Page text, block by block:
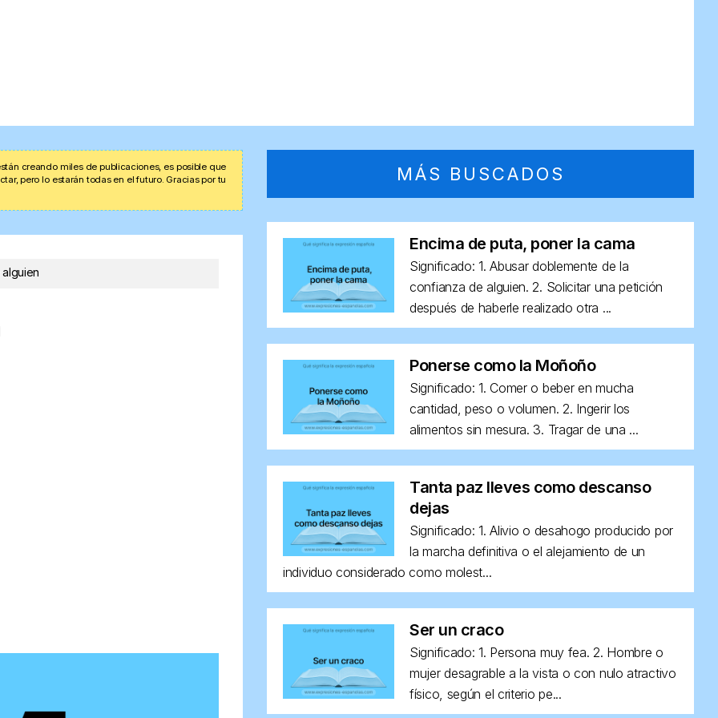
creando miles de publicaciones, es posible que
pero lo estarán todas en el futuro. Gracias por tu
MÁS BUSCADOS
Encima de puta, poner la cama
Significado: 1. Abusar doblemente de la
confianza de alguien. 2. Solicitar una petición
después de haberle realizado otra ...
Ponerse como la Moñoño
Significado: 1. Comer o beber en mucha
cantidad, peso o volumen. 2. Ingerir los
alimentos sin mesura. 3. Tragar de una ...
Tanta paz lleves como descanso
dejas
Significado: 1. Alivio o desahogo producido por
la marcha definitiva o el alejamiento de un
individuo considerado como molest...
Ser un craco
Significado: 1. Persona muy fea. 2. Hombre o
mujer desagrable a la vista o con nulo atractivo
físico, según el criterio pe...